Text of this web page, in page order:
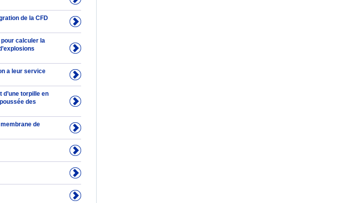
de la CFD
calculer la
a leur service
torpille en
des
de